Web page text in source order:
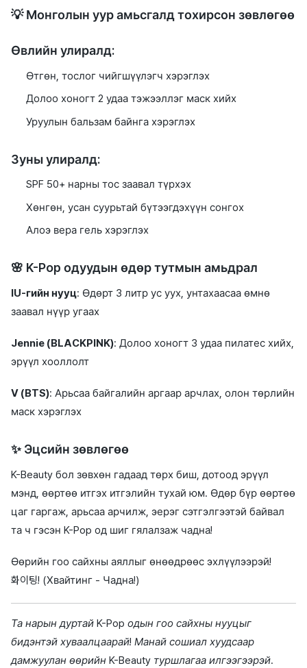
💡 Монголын уур амьсгалд тохирсон зөвлөгөө
Өвлийн улиралд:
Өтгөн, тослог чийгшүүлэгч хэрэглэх
Долоо хоногт 2 удаа тэжээллэг маск хийх
Уруулын бальзам байнга хэрэглэх
Зуны улиралд:
SPF 50+ нарны тос заавал түрхэх
Хөнгөн, усан суурьтай бүтээгдэхүүн сонгох
Алоэ вера гель хэрэглэх
🌸 K-Pop одуудын өдөр тутмын амьдрал
IU-гийн нууц: Өдөрт 3 литр ус уух, унтахаасаа өмнө
заавал нүүр угаах
Jennie (BLACKPINK): Долоо хоногт 3 удаа пилатес хийх,
эрүүл хооллолт
V (BTS): Арьсаа байгалийн аргаар арчлах, олон төрлийн
маск хэрэглэх
✨ Эцсийн зөвлөгөө
K-Beauty бол зөвхөн гадаад төрх биш, дотоод эрүүл
мэнд, өөртөө итгэх итгэлийн тухай юм. Өдөр бүр өөртөө
цаг гаргаж, арьсаа арчилж, эерэг сэтгэлгээтэй байвал
та ч гэсэн K-Pop од шиг гялалзаж чадна!
Өөрийн гоо сайхны аяллыг өнөөдрөөс эхлүүлээрэй!
화이팅! (Хвайтинг - Чадна!)
Та нарын дуртай K-Pop одын гоо сайхны нууцыг
бидэнтэй хуваалцаарай! Манай сошиал хуудсаар
дамжуулан өөрийн K-Beauty туршлагаа илгээгээрэй.